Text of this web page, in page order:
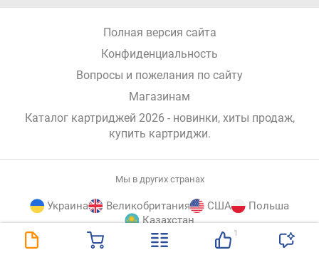
1
Полная версия сайта
Конфиденциальность
Вопросы и пожелания по сайту
Магазинам
Каталог картриджей 2026 - новинки, хиты продаж,
купить картриджи.
Мы в других странах
Украина Великобритания США
Польша
Казахстан